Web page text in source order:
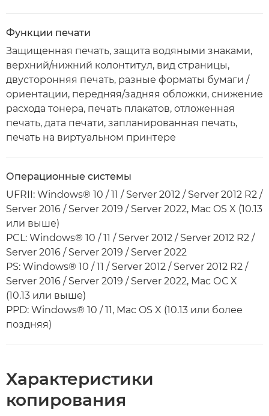
Функции печати
Защищенная печать, защита водяными знаками,
верхний/нижний колонтитул, вид страницы,
двусторонняя печать, разные форматы бумаги /
ориентации, передняя/задняя обложки, снижение
расхода тонера, печать плакатов, отложенная
печать, дата печати, запланированная печать,
печать на виртуальном принтере
Операционные системы
UFRII: Windows® 10 / 11 / Server 2012 / Server 2012 R2 /
Server 2016 / Server 2019 / Server 2022, Mac OS X (10.13
или выше)
PCL: Windows® 10 / 11 / Server 2012 / Server 2012 R2 /
Server 2016 / Server 2019 / Server 2022
PS: Windows® 10 / 11 / Server 2012 / Server 2012 R2 /
Server 2016 / Server 2019 / Server 2022, Mac ОС X
(10.13 или выше)
PPD: Windows® 10 / 11, Mac OS X (10.13 или более
поздняя)
Характеристики
копирования